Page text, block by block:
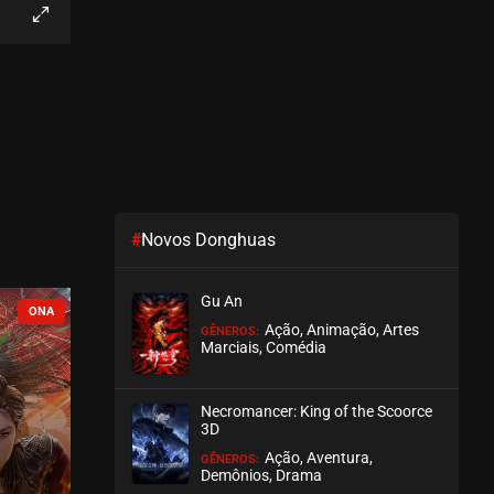
COMPLETO COMPLETO
#Novos Donghuas
Gu An
GÊNEROS: Ação, Animação, Artes
Marciais, Comédia
Necromancer: King of the Scoorce
3D
GÊNEROS: Ação, Aventura,
Demônios, Drama